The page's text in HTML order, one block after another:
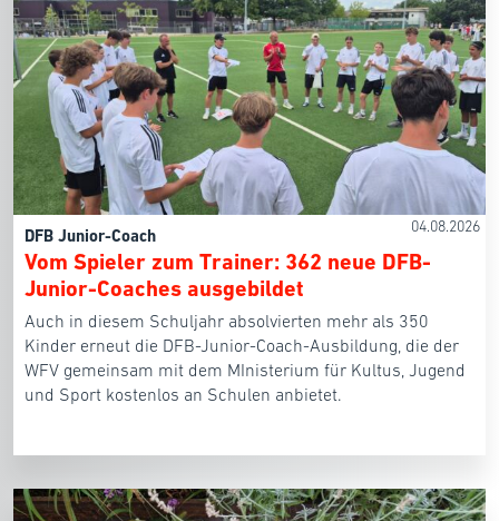
04.08.2026
DFB Junior-Coach
Vom Spieler zum Trainer: 362 neue DFB-
Junior-Coaches ausgebildet
Auch in diesem Schuljahr absolvierten mehr als 350
Kinder erneut die DFB-Junior-Coach-Ausbildung, die der
WFV gemeinsam mit dem MInisterium für Kultus, Jugend
und Sport kostenlos an Schulen anbietet.